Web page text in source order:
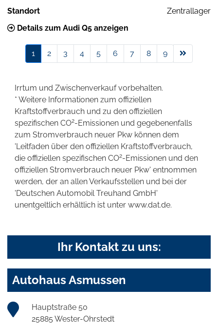
Standort
Zentrallager
Details zum Audi Q5 anzeigen
1 2 3 4 5 6 7 8 9
Irrtum und Zwischenverkauf vorbehalten.
* Weitere Informationen zum offiziellen
Kraftstoffverbrauch und zu den offiziellen
spezifischen CO2-Emissionen und gegebenenfalls
zum Stromverbrauch neuer Pkw können dem
'Leitfaden über den offiziellen Kraftstoffverbrauch,
die offiziellen spezifischen CO2-Emissionen und den
offiziellen Stromverbrauch neuer Pkw' entnommen
werden, der an allen Verkaufsstellen und bei der
'Deutschen Automobil Treuhand GmbH'
unentgeltlich erhältlich ist unter www.dat.de.
Ihr Kontakt zu uns:
Autohaus Asmussen
Hauptstraße 50
25885 Wester-Ohrstedt